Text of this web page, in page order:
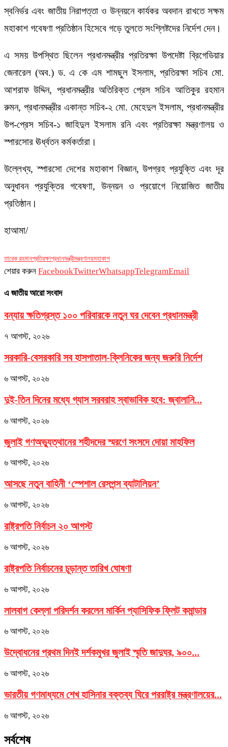
স্বনির্ভর এবং জাতীয় নিরাপত্তা ও উন্নয়নে কার্যকর অবদান রাখতে সক্ষম
মহাকাশ গবেষণা প্রতিষ্ঠান হিসেবে গড়ে তুলতে সংশ্লিষ্টদের নির্দেশ দেন।
এ সময় উপস্থিত ছিলেন প্রধানমন্ত্রীর প্রতিরক্ষা উপদেষ্টা ব্রিগেডিয়ার
জেনারেল (অব.) ড. এ কে এম শামছুল ইসলাম, প্রতিরক্ষা সচিব মো.
আশরাফ উদ্দিন, প্রধানমন্ত্রীর অতিরিক্ত প্রেস সচিব আতিকুর রহমান
রুমন, প্রধানমন্ত্রীর একান্ত সচিব-২ মো. মেহেদুল ইসলাম, প্রধানমন্ত্রীর
উপ-প্রেস সচিব-১ জাহিদুল ইসলাম রনি এবং প্রতিরক্ষা মন্ত্রণালয় ও
স্পারসোর ঊর্ধ্বতন কর্মকর্তারা।
উল্লেখ্য, স্পারসো দেশের মহাকাশ বিজ্ঞান, উপগ্রহ প্রযুক্তি এবং দূর
অনুধাবন প্রযুক্তির গবেষণা, উন্নয়ন ও প্রয়োগে নিয়োজিত জাতীয়
প্রতিষ্ঠান।
হাআমা/
তারেক রহমানপ্রতিরক্ষাপ্রধানমন্ত্রীমন্ত্রণালয়মহাকাশ
শেয়ার করুন FacebookTwitterWhatsappTelegramEmail
এ জাতীয় আরো সংবাদ
বন্যায় ক্ষতিগ্রস্ত ১০০ পরিবারকে নতুন ঘর দেবেন প্রধানমন্ত্রী
৭ আগস্ট, ২০২৬
সরকারি-বেসরকারি সব হাসপাতাল-ক্লিনিকের জন্য জরুরি নির্দেশ
৬ আগস্ট, ২০২৬
দুই-তিন দিনের মধ্যে গ্যাস সরবরাহ স্বাভাবিক হবে: জ্বালানি...
৬ আগস্ট, ২০২৬
জুলাই গণঅভ্যুত্থানের শহীদদের স্মরণে সংসদে দোয়া মাহফিল
৬ আগস্ট, ২০২৬
আসছে নতুন বাহিনী ‘স্পেশাল রেসপন্স ব্যাটালিয়ন’
৬ আগস্ট, ২০২৬
রাষ্ট্রপতি নির্বাচন ২০ আগস্ট
৬ আগস্ট, ২০২৬
রাষ্ট্রপতি নির্বাচনের চূড়ান্ত তারিখ ঘোষণা
৬ আগস্ট, ২০২৬
লালবাগ কেল্লা পরিদর্শন করলেন মার্কিন প্যাসিফিক ফ্লিট কমান্ডার
৬ আগস্ট, ২০২৬
উদ্বোধনের প্রথম দিনই দর্শকমুখর জুলাই স্মৃতি জাদুঘর, ৯০০...
৬ আগস্ট, ২০২৬
ভারতীয় গণমাধ্যমে শেখ হাসিনার বক্তব্য ঘিরে পররাষ্ট্র মন্ত্রণালয়ের...
৬ আগস্ট, ২০২৬
সর্বশেষ